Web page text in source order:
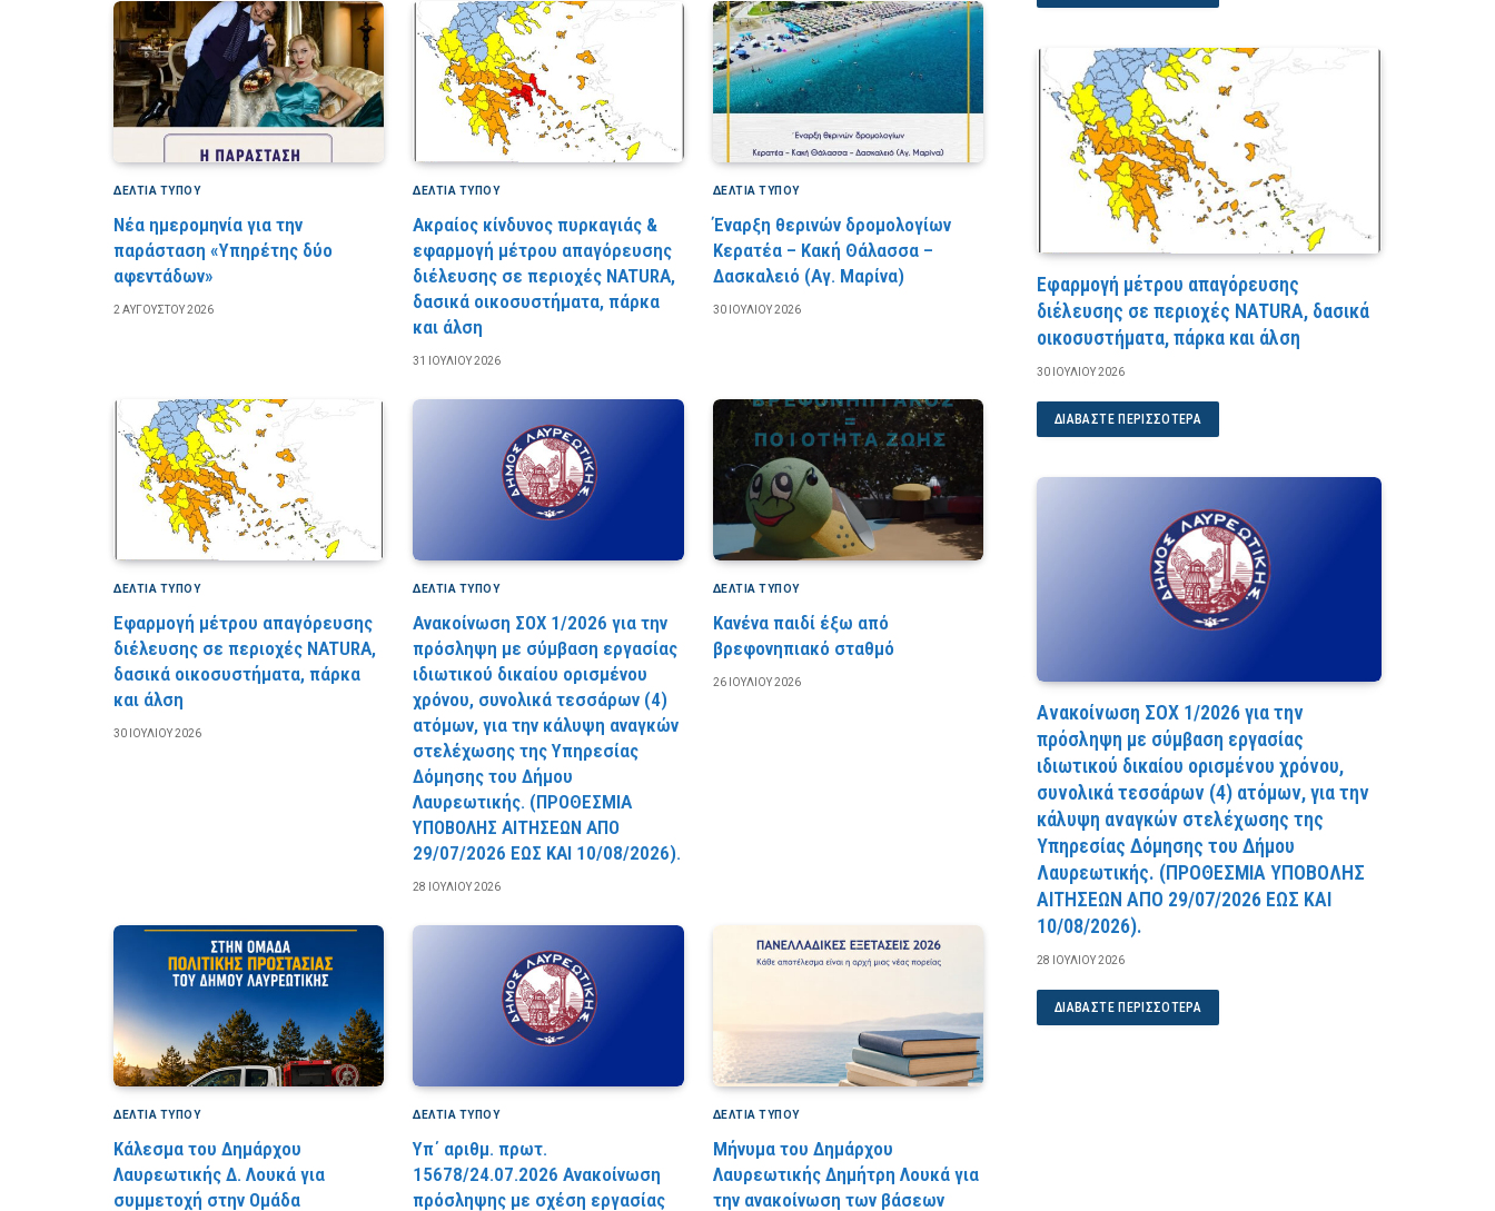
ΔΕΛΤΙΑ ΤΥΠΟΥ
Νέα ημερομηνία για την
παράσταση «Υπηρέτης δύο
αφεντάδων»
2 ΑΥΓΟΎΣΤΟΥ 2026
ΔΕΛΤΙΑ ΤΥΠΟΥ
Ακραίος κίνδυνος πυρκαγιάς &
εφαρμογή μέτρου απαγόρευσης
διέλευσης σε περιοχές NATURA,
δασικά οικοσυστήματα, πάρκα
και άλση
31 ΙΟΥΛΊΟΥ 2026
ΔΕΛΤΙΑ ΤΥΠΟΥ
Έναρξη θερινών δρομολογίων
Κερατέα – Κακή Θάλασσα –
Δασκαλειό (Αγ. Μαρίνα)
30 ΙΟΥΛΊΟΥ 2026
ΔΕΛΤΙΑ ΤΥΠΟΥ
Εφαρμογή μέτρου απαγόρευσης
διέλευσης σε περιοχές NATURA,
δασικά οικοσυστήματα, πάρκα
και άλση
30 ΙΟΥΛΊΟΥ 2026
ΔΕΛΤΙΑ ΤΥΠΟΥ
Ανακοίνωση ΣΟΧ 1/2026 για την
πρόσληψη με σύμβαση εργασίας
ιδιωτικού δικαίου ορισμένου
χρόνου, συνολικά τεσσάρων (4)
ατόμων, για την κάλυψη αναγκών
στελέχωσης της Υπηρεσίας
Δόμησης του Δήμου
Λαυρεωτικής. (ΠPOΘEΣMIA
YΠOBOΛHΣ AITHΣEΩN AΠO
29/07/2026 EΩΣ KAI 10/08/2026).
28 ΙΟΥΛΊΟΥ 2026
ΔΕΛΤΙΑ ΤΥΠΟΥ
Κανένα παιδί έξω από
βρεφονηπιακό σταθμό
26 ΙΟΥΛΊΟΥ 2026
ΔΕΛΤΙΑ ΤΥΠΟΥ
Κάλεσμα του Δημάρχου
Λαυρεωτικής Δ. Λουκά για
συμμετοχή στην Ομάδα
ΔΕΛΤΙΑ ΤΥΠΟΥ
Υπ΄ αριθμ. πρωτ.
15678/24.07.2026 Ανακοίνωση
πρόσληψης με σχέση εργασίας
ΔΕΛΤΙΑ ΤΥΠΟΥ
Μήνυμα του Δημάρχου
Λαυρεωτικής Δημήτρη Λουκά για
την ανακοίνωση των βάσεων
Εφαρμογή μέτρου απαγόρευσης
διέλευσης σε περιοχές NATURA, δασικά
οικοσυστήματα, πάρκα και άλση
30 ΙΟΥΛΊΟΥ 2026
ΔΙΑΒΆΣΤΕ ΠΕΡΙΣΣΌΤΕΡΑ
Ανακοίνωση ΣΟΧ 1/2026 για την
πρόσληψη με σύμβαση εργασίας
ιδιωτικού δικαίου ορισμένου χρόνου,
συνολικά τεσσάρων (4) ατόμων, για την
κάλυψη αναγκών στελέχωσης της
Υπηρεσίας Δόμησης του Δήμου
Λαυρεωτικής. (ΠPOΘEΣMIA YΠOBOΛHΣ
AITHΣEΩN AΠO 29/07/2026 EΩΣ KAI
10/08/2026).
28 ΙΟΥΛΊΟΥ 2026
ΔΙΑΒΆΣΤΕ ΠΕΡΙΣΣΌΤΕΡΑ